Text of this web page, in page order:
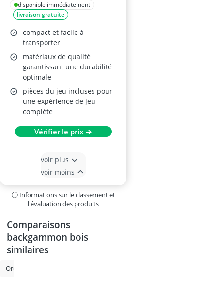
disponible immédiatement
livraison gratuite
compact et facile à
transporter
matériaux de qualité
garantissant une durabilité
optimale
pièces du jeu incluses pour
une expérience de jeu
complète
Vérifier le prix →
voir plus
voir moins
ⓘ Informations sur le classement et
l'évaluation des produits
Comparaisons
backgammon bois
similaires
Ordinateur jeu d'échec